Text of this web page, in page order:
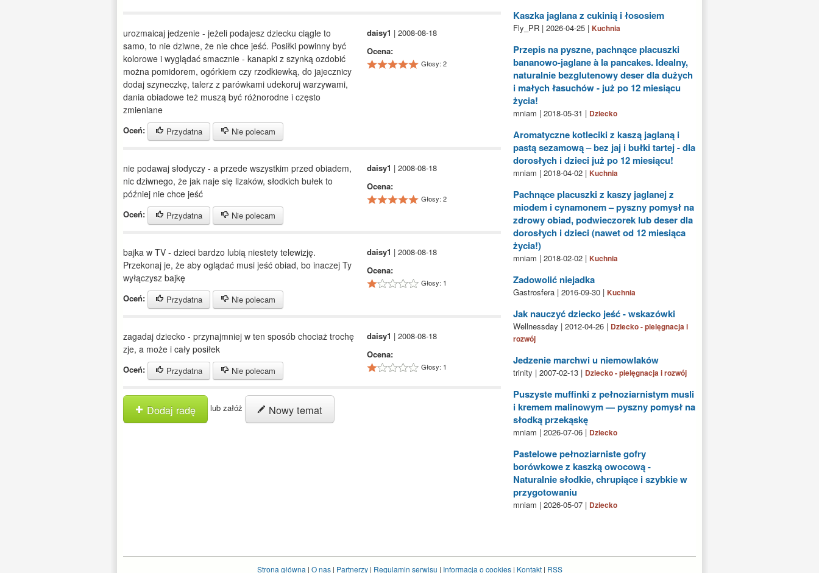
urozmaicaj jedzenie - jeżeli podajesz dziecku ciągle to
samo, to nie dziwne, że nie chce jeść. Posiłki powinny być
kolorowe i wyglądać smacznie - kanapki z szynką ozdobić
można pomidorem, ogórkiem czy rzodkiewką, do jajecznicy
dodaj szyneczkę, talerz z parówkami udekoruj warzywami,
dania obiadowe też muszą być różnorodne i często
zmieniane
Oceń: Przydatna Nie polecam
daisy1 | 2008-08-18
Ocena:
Głosy: 2
nie podawaj słodyczy - a przede wszystkim przed obiadem,
nic dziwnego, że jak naje się lizaków, słodkich bułek to
później nie chce jeść
Oceń: Przydatna Nie polecam
daisy1 | 2008-08-18
Ocena:
Głosy: 2
bajka w TV - dzieci bardzo lubią niestety telewizję.
Przekonaj je, że aby oglądać musi jeść obiad, bo inaczej Ty
wyłączysz bajkę
Oceń: Przydatna Nie polecam
daisy1 | 2008-08-18
Ocena:
Głosy: 1
zagadaj dziecko - przynajmniej w ten sposób chociaż trochę
zje, a może i cały posiłek
Oceń: Przydatna Nie polecam
daisy1 | 2008-08-18
Ocena:
Głosy: 1
Dodaj radę lub załóż Nowy temat
Kaszka jaglana z cukinią i łososiem
Fly_PR | 2026-04-25 | Kuchnia
Przepis na pyszne, pachnące placuszki
bananowo-jaglane à la pancakes. Idealny,
naturalnie bezglutenowy deser dla dużych
i małych łasuchów - już po 12 miesiącu
życia!
mniam | 2018-05-31 | Dziecko
Aromatyczne kotleciki z kaszą jaglaną i
pastą sezamową – bez jaj i bułki tartej - dla
dorosłych i dzieci już po 12 miesiącu!
mniam | 2018-04-02 | Kuchnia
Pachnące placuszki z kaszy jaglanej z
miodem i cynamonem – pyszny pomysł na
zdrowy obiad, podwieczorek lub deser dla
dorosłych i dzieci (nawet od 12 miesiąca
życia!)
mniam | 2018-02-02 | Kuchnia
Zadowolić niejadka
Gastrosfera | 2016-09-30 | Kuchnia
Jak nauczyć dziecko jeść - wskazówki
Wellnessday | 2012-04-26 | Dziecko - pielęgnacja i
rozwój
Jedzenie marchwi u niemowlaków
trinity | 2007-02-13 | Dziecko - pielęgnacja i rozwój
Puszyste muffinki z pełnoziarnistym musli
i kremem malinowym — pyszny pomysł na
słodką przekąskę
mniam | 2026-07-06 | Dziecko
Pastelowe pełnoziarniste gofry
borówkowe z kaszką owocową -
Naturalnie słodkie, chrupiące i szybkie w
przygotowaniu
mniam | 2026-05-07 | Dziecko
Strona główna | O nas| Partnerzy| Regulamin serwisu | Informacja o cookies| Kontakt| RSS